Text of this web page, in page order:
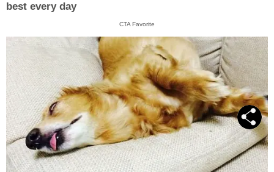
best every day
CTA Favorite